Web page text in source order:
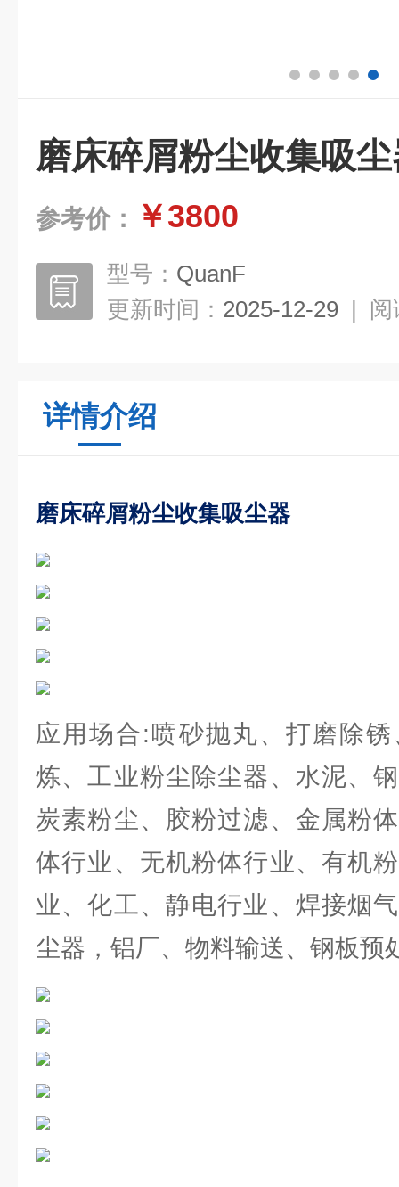
磨床碎屑粉尘收集吸
参考价： ￥3800
型号： QuanF
更新时间： 2025-12-29 | 阅
详情介绍
磨床碎屑粉尘收集吸尘器
应用场合:喷砂抛丸、打磨除
炼、工业粉尘除尘器、水泥、
炭素粉尘、胶粉过滤、金属粉
体行业、无机粉体行业、有机
业、化工、静电行业、焊接烟
尘器，铝厂、物料输送、钢板预